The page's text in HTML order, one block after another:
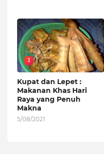
3
Kupat dan Lepet :
Makanan Khas Hari
Raya yang Penuh
Makna
5/08/2021